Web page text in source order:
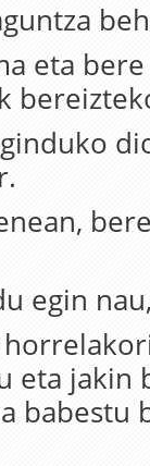
eta
egin
eta jakin
babestu